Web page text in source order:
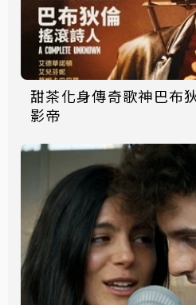
甜茶化身傳奇歌神巴布
影帝